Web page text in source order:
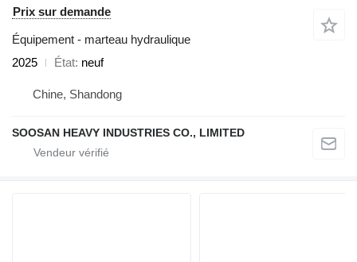
Prix sur demande
Équipement - marteau hydraulique
2025
État neuf
Chine, Shandong
SOOSAN HEAVY INDUSTRIES CO., LIMITED